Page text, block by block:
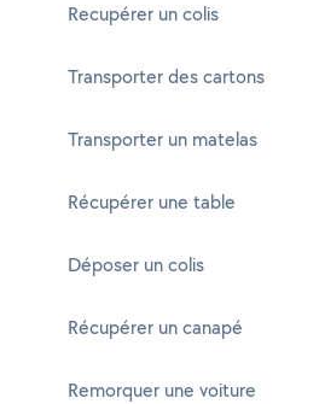
Recupérer un colis
Transporter des cartons
Transporter un matelas
Récupérer une table
Déposer un colis
Récupérer un canapé
Remorquer une voiture